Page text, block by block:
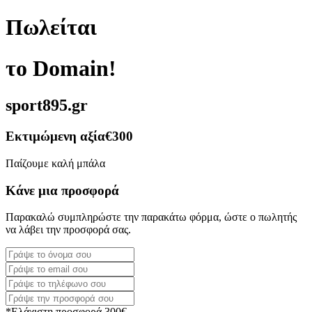
Πωλείται
το Domain!
sport895.gr
Εκτιμώμενη αξία€300
Παίζουμε καλή μπάλα
Κάνε μια προσφορά
Παρακαλώ συμπληρώστε την παρακάτω φόρμα, ώστε ο πωλητής
να λάβει την προσφορά σας.